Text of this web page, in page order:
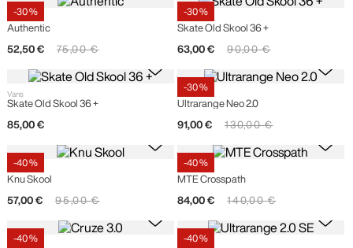
-30 %
Vans
Authentic
52,50 € 75,00 €
-30 %
Vans
Skate Old Skool 36 +
63,00 € 90,00 €
Vans
Skate Old Skool 36 +
85,00 €
-30 %
Vans
Ultrarange Neo 2.0
91,00 € 130,00 €
-40 %
Knu Skool
57,00 € 95,00 €
-40 %
MTE Crosspath
84,00 € 140,00 €
-40 % -40 %